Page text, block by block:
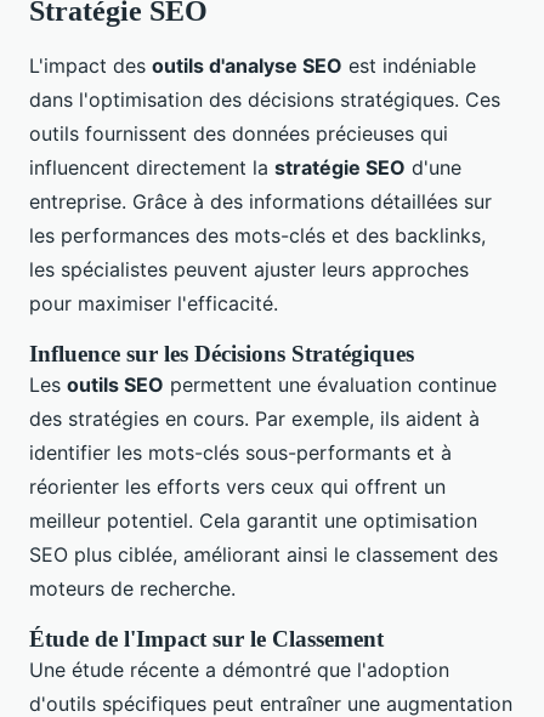
Stratégie SEO
L'impact des outils d'analyse SEO est indéniable
dans l'optimisation des décisions stratégiques. Ces
outils fournissent des données précieuses qui
influencent directement la stratégie SEO d'une
entreprise. Grâce à des informations détaillées sur
les performances des mots-clés et des backlinks,
les spécialistes peuvent ajuster leurs approches
pour maximiser l'efficacité.
Influence sur les Décisions Stratégiques
Les outils SEO permettent une évaluation continue
des stratégies en cours. Par exemple, ils aident à
identifier les mots-clés sous-performants et à
réorienter les efforts vers ceux qui offrent un
meilleur potentiel. Cela garantit une optimisation
SEO plus ciblée, améliorant ainsi le classement des
moteurs de recherche.
Étude de l'Impact sur le Classement
Une étude récente a démontré que l'adoption
d'outils spécifiques peut entraîner une augmentation